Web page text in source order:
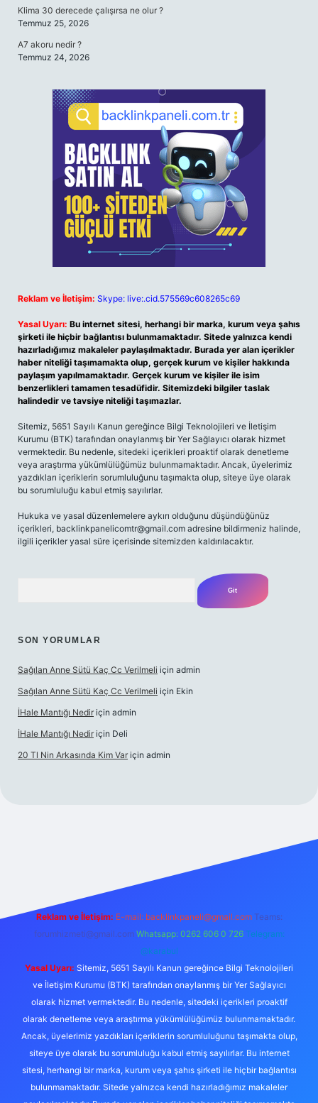
Klima 30 derecede çalışırsa ne olur ?
Temmuz 25, 2026
A7 akoru nedir ?
Temmuz 24, 2026
Reklam ve İletişim: Skype: live:.cid.575569c608265c69
Yasal Uyarı: Bu internet sitesi, herhangi bir marka, kurum veya şahıs
şirketi ile hiçbir bağlantısı bulunmamaktadır. Sitede yalnızca kendi
hazırladığımız makaleler paylaşılmaktadır. Burada yer alan içerikler
haber niteliği taşımamakta olup, gerçek kurum ve kişiler hakkında
paylaşım yapılmamaktadır. Gerçek kurum ve kişiler ile isim
benzerlikleri tamamen tesadüfidir. Sitemizdeki bilgiler taslak
halindedir ve tavsiye niteliği taşımazlar.
Sitemiz, 5651 Sayılı Kanun gereğince Bilgi Teknolojileri ve İletişim
Kurumu (BTK) tarafından onaylanmış bir Yer Sağlayıcı olarak hizmet
vermektedir. Bu nedenle, sitedeki içerikleri proaktif olarak denetleme
veya araştırma yükümlülüğümüz bulunmamaktadır. Ancak, üyelerimiz
yazdıkları içeriklerin sorumluluğunu taşımakta olup, siteye üye olarak
bu sorumluluğu kabul etmiş sayılırlar.
Hukuka ve yasal düzenlemelere aykırı olduğunu düşündüğünüz
içerikleri, backlinkpanelicomtr@gmail.com adresine bildirmeniz halinde,
ilgili içerikler yasal süre içerisinde sitemizden kaldırılacaktır.
SON YORUMLAR
Sağılan Anne Sütü Kaç Cc Verilmeli için admin
Sağılan Anne Sütü Kaç Cc Verilmeli için Ekin
İHale Mantığı Nedir için admin
İHale Mantığı Nedir için Deli
20 Tl Nin Arkasında Kim Var için admin
Reklam ve İletişim: E-mail: backlinkpaneli@gmail.com Teams:
forumhizmeti@gmail.com Whatsapp: 0262 606 0 726 Telegram:
@karabul
Yasal Uyarı: Sitemiz, 5651 Sayılı Kanun gereğince Bilgi Teknolojileri
ve İletişim Kurumu (BTK) tarafından onaylanmış bir Yer Sağlayıcı
olarak hizmet vermektedir. Bu nedenle, sitedeki içerikleri proaktif
olarak denetleme veya araştırma yükümlülüğümüz bulunmamaktadır.
Ancak, üyelerimiz yazdıkları içeriklerin sorumluluğunu taşımakta olup,
siteye üye olarak bu sorumluluğu kabul etmiş sayılırlar. Bu internet
sitesi, herhangi bir marka, kurum veya şahıs şirketi ile hiçbir bağlantısı
bulunmamaktadır. Sitede yalnızca kendi hazırladığımız makaleler